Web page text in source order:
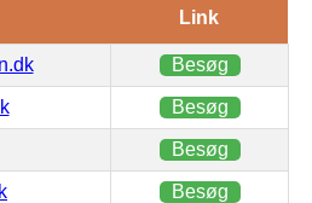
Link
Besøg
Besøg
Besøg
Besøg